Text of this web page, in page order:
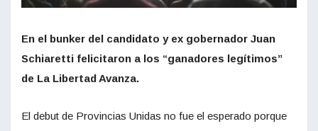
En el bunker del candidato y ex gobernador Juan
Schiaretti felicitaron a los “ganadores legítimos”
de La Libertad Avanza.
El debut de Provincias Unidas no fue el esperado porque